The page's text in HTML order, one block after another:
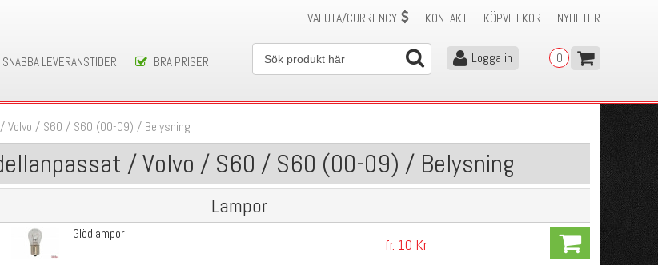
NYHETER
KÖPVILLKOR
KONTAKT
VALUTA/CURRENCY
SNABBA LEVERANSTIDER BRA PRISER 0
Logga in
/Volvo / S60 / S60 (00-09) / Belysning
/ Volvo / S60 / S60 (00-09) / Belysning
Lampor
Glödlampor
fr. 10 Kr